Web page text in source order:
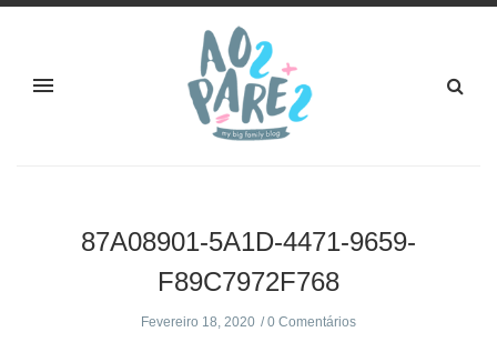
87A08901-5A1D-4471-9659-
F89C7972F768
Fevereiro 18, 2020 0 Comentários